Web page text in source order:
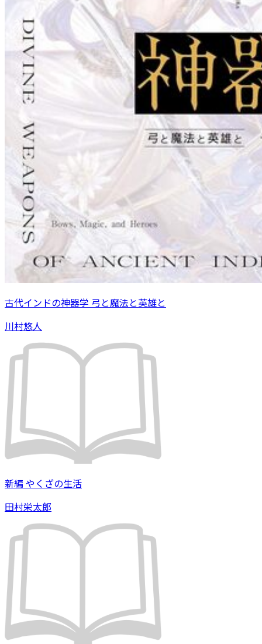
古代インドの神器学 弓と魔法と英雄と
川村悠人
新編 やくざの生活
田村栄太郎